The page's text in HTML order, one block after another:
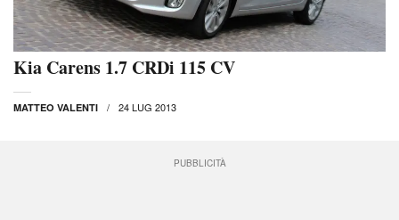
Kia Carens 1.7 CRDi 115 CV
MATTEO VALENTI 24 LUG 2013
PUBBLICITÀ